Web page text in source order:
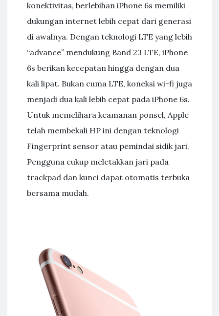
konektivitas, berlebihan iPhone 6s memiliki
dukungan internet lebih cepat dari generasi
di awalnya. Dengan teknologi LTE yang lebih
“advance” mendukung Band 23 LTE, iPhone
6s berikan kecepatan hingga dengan dua
kali lipat. Bukan cuma LTE, koneksi wi-fi juga
menjadi dua kali lebih cepat pada iPhone 6s.
Untuk memelihara keamanan ponsel, Apple
telah membekali HP ini dengan teknologi
Fingerprint sensor atau pemindai sidik jari.
Pengguna cukup meletakkan jari pada
trackpad dan kunci dapat otomatis terbuka
bersama mudah.